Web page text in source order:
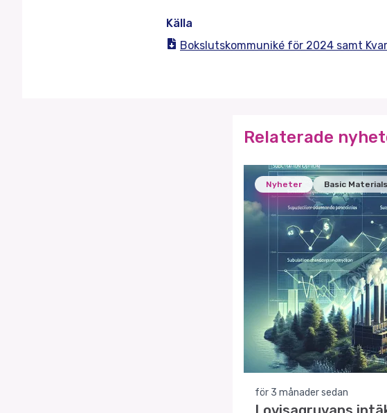
Källa
Bokslutskommuniké för 2024 samt
Relaterade
Nyheter Basic Materials
för 3 månader sedan